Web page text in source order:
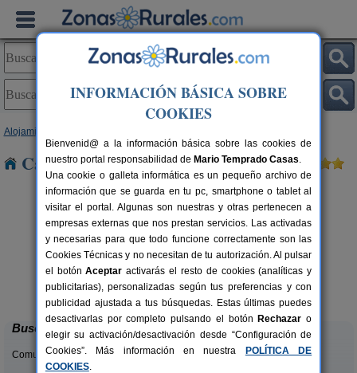
Alojamientos
Casas Rurales cerca de Bobadilla
2-7+2 pers.
desde25 €
Casa La Ronda
Jódar (Jaén)
Buscar
Comunidades:
INFORMACIÓN BÁSICA SOBRE
COOKIES
Bienvenid@ a la información básica sobre las cookies de
nuestro portal responsabilidad de Mario Temprado Casas.
Una cookie o galleta informática es un pequeño archivo de
información que se guarda en tu pc, smartphone o tablet al
visitar el portal. Algunas son nuestras y otras pertenecen a
empresas externas que nos prestan servicios. Las activadas
y necesarias para que todo funcione correctamente son las
Cookies Técnicas y no necesitan de tu autorización. Al pulsar
el botónAceptar activarás el resto de cookies (analíticas y
publicitarias), personalizadas según tus preferencias y con
publicidad ajustada a tus búsquedas. Estas últimas puedes
desactivarlas por completo pulsando el botón Rechazar o
elegir su activación/desactivación desde “Configuración de
Cookies”. Más información en nuestra
POLÍTICA DE
COOKIES.